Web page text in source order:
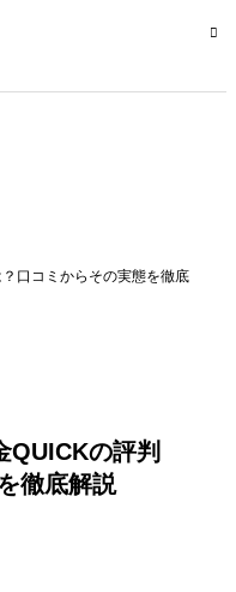
口コミからその実態を徹底
QUICKの評判
徹底解説